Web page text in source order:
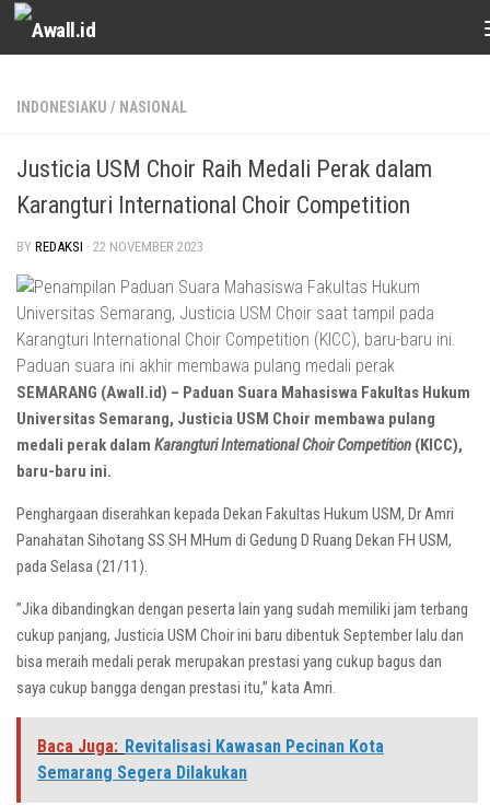
Skip to content
INDONESIAKU / NASIONAL
Justicia USM Choir Raih Medali Perak dalam
Karangturi International Choir Competition
BY REDAKSI · 22 NOVEMBER 2023
SEMARANG (Awall.id) – Paduan Suara Mahasiswa Fakultas Hukum
Universitas Semarang, Justicia USM Choir membawa pulang
medali perak dalam Karangturi International Choir Competition (KICC),
baru-baru ini.
Penghargaan diserahkan kepada Dekan Fakultas Hukum USM, Dr Amri
Panahatan Sihotang SS SH MHum di Gedung D Ruang Dekan FH USM,
pada Selasa (21/11).
”Jika dibandingkan dengan peserta lain yang sudah memiliki jam terbang
cukup panjang, Justicia USM Choir ini baru dibentuk September lalu dan
bisa meraih medali perak merupakan prestasi yang cukup bagus dan
saya cukup bangga dengan prestasi itu,” kata Amri.
Baca Juga: Revitalisasi Kawasan Pecinan Kota
Semarang Segera Dilakukan